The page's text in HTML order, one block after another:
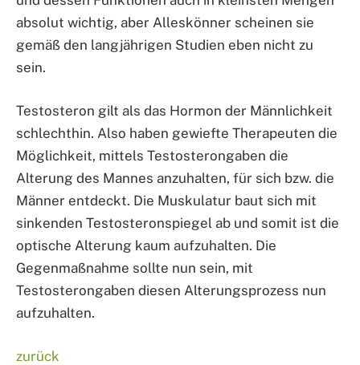
absolut wichtig, aber Alleskönner scheinen sie
gemäß den langjährigen Studien eben nicht zu
sein.
Testosteron gilt als das Hormon der Männlichkeit
schlechthin. Also haben gewiefte Therapeuten die
Möglichkeit, mittels Testosterongaben die
Alterung des Mannes anzuhalten, für sich bzw. die
Männer entdeckt. Die Muskulatur baut sich mit
sinkenden Testosteronspiegel ab und somit ist die
optische Alterung kaum aufzuhalten. Die
Gegenmaßnahme sollte nun sein, mit
Testosterongaben diesen Alterungsprozess nun
aufzuhalten.
zurück